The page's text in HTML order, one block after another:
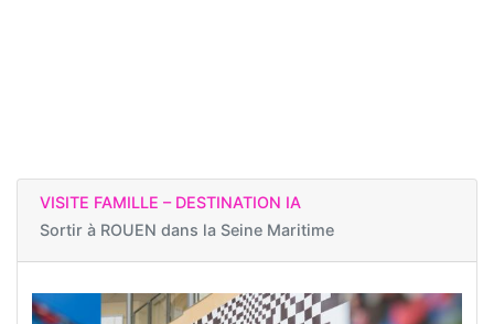
VISITE FAMILLE – DESTINATION IA
Sortir à ROUEN dans la Seine Maritime